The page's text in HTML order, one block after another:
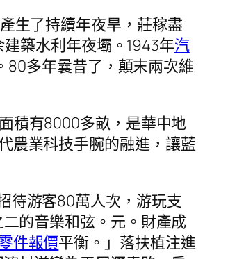
生了持續年夜旱，莊稼盡
築水利年夜壩。1943年汽
80多年曩昔了，顛末兩次維
積有8000多畝，是華中地
農業科技手腕的融進，讓藍
待游客80萬人次，游玩支
的音樂和弦。元。財產成
件報價平衡。」落扶植注進